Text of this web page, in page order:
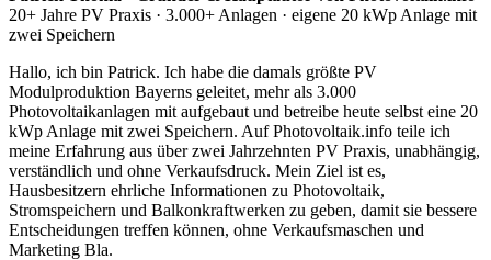
20+ Jahre PV Praxis · 3.000+ Anlagen · eigene 20 kWp Anlage mit
zwei Speichern
Hallo, ich bin Patrick. Ich habe die damals größte PV
Modulproduktion Bayerns geleitet, mehr als 3.000
Photovoltaikanlagen mit aufgebaut und betreibe heute selbst eine 20
kWp Anlage mit zwei Speichern. Auf Photovoltaik.info teile ich
meine Erfahrung aus über zwei Jahrzehnten PV Praxis, unabhängig,
verständlich und ohne Verkaufsdruck. Mein Ziel ist es,
Hausbesitzern ehrliche Informationen zu Photovoltaik,
Stromspeichern und Balkonkraftwerken zu geben, damit sie bessere
Entscheidungen treffen können, ohne Verkaufsmaschen und
Marketing Bla.